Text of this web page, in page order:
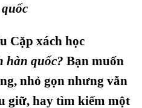
Cặp xách học
hàn quốc? Bạn muốn
nhỏ gọn nhưng vẫn
giữ, hay tìm kiếm một